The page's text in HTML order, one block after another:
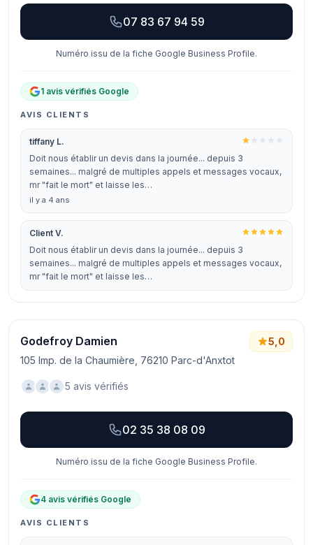
07 83 67 94 59
Numéro issu de la fiche Google Business Profile.
1 avis vérifiés Google
AVIS CLIENTS
tiffany L.
Doit nous établir un devis dans la journée... depuis 3
semaines... malgré de multiples appels et messages vocaux,
mr "fait le mort" et laisse les…
il y a 4 ans
Client V.
Doit nous établir un devis dans la journée... depuis 3
semaines... malgré de multiples appels et messages vocaux,
mr "fait le mort" et laisse les…
Godefroy Damien
105 Imp. de la Chaumière, 76210 Parc-d'Anxtot
5,0
5 avis vérifiés
02 35 38 08 09
Numéro issu de la fiche Google Business Profile.
4 avis vérifiés Google
AVIS CLIENTS